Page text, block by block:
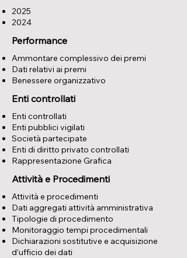
2025
2024
Performance
Ammontare complessivo dei premi
Dati relativi ai premi
Benessere organizzativo
Enti controllati
Enti controllati
Enti pubblici vigilati
Società partecipate
Enti di diritto privato controllati
Rappresentazione Grafica
Attività e Procedimenti
Attività e procedimenti
Dati aggregati attività amministrativa
Tipologie di procedimento
Monitoraggio tempi procedimentali
Dichiarazioni sostitutive e acquisizione
d’ufficio dei dati